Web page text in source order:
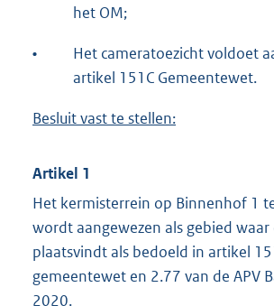
het OM;
•
Het cameratoezicht voldoet
artikel 151C Gemeentewet.
Besluit vast te stellen:
Artikel 1
Het kermisterrein op Binnenhof 1
wordt aangewezen als gebied
plaatsvindt als bedoeld in artikel
gemeentewet en 2.77 van de APV
2020.